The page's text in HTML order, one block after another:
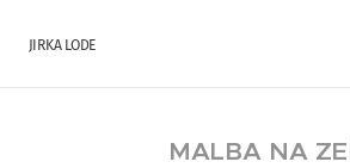
JIRKA LODE
MALBA NA